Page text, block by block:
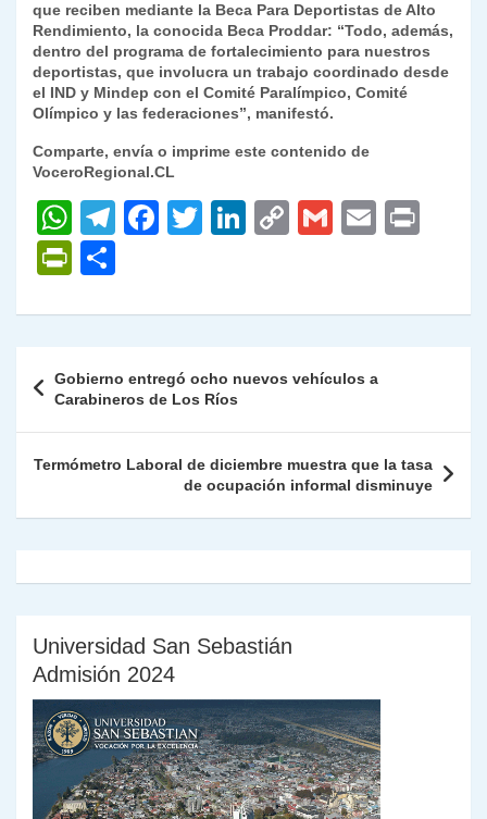
que reciben mediante la Beca Para Deportistas de Alto
Rendimiento, la conocida Beca Proddar: “Todo, además,
dentro del programa de fortalecimiento para nuestros
deportistas, que involucra un trabajo coordinado desde
el IND y Mindep con el Comité Paralímpico, Comité
Olímpico y las federaciones”, manifestó.
Comparte, envía o imprime este contenido de
VoceroRegional.CL
W
h
at
s
p
p
T
gr
m
F
e
o
o
k
T
er
Li
e
n
C
y
n
k
G
l
E
l
P
nt
Fr
ie
n
dl
m
ar
tir
de
entradas
Gobierno entregó ocho nuevos vehículos a
Carabineros de Los Ríos
Termómetro Laboral de diciembre muestra que la tasa
de ocupación informal disminuye
Universidad San Sebastián
Admisión 2024